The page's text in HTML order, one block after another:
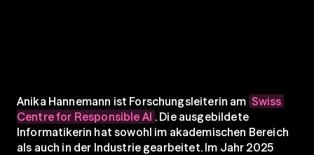
Anika Hannemann ist Forschungsleiterin am Swiss
Centre for Responsible AI . Die ausgebildete
Informatikerin hat sowohl im akademischen Bereich
als auch in der Industrie gearbeitet. Im Jahr 2025